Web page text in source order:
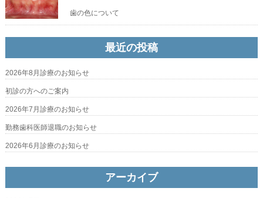
歯の色について
最近の投稿
2026年8月診療のお知らせ
初診の方へのご案内
2026年7月診療のお知らせ
勤務歯科医師退職のお知らせ
2026年6月診療のお知らせ
アーカイブ